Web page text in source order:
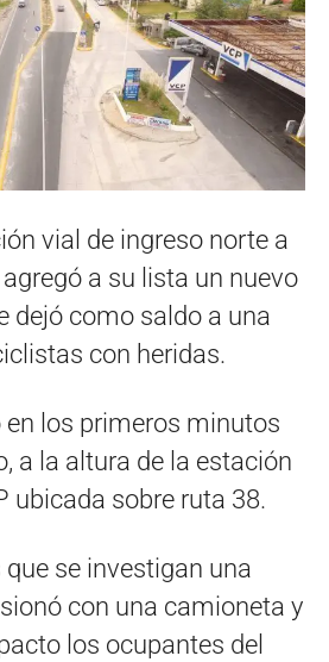
vial de ingreso norte a
a su lista un nuevo
dejó como saldo a una
con heridas.
en los primeros minutos
a la altura de la estación
ubicada sobre ruta 38.
se investigan una
con una camioneta y
los ocupantes del